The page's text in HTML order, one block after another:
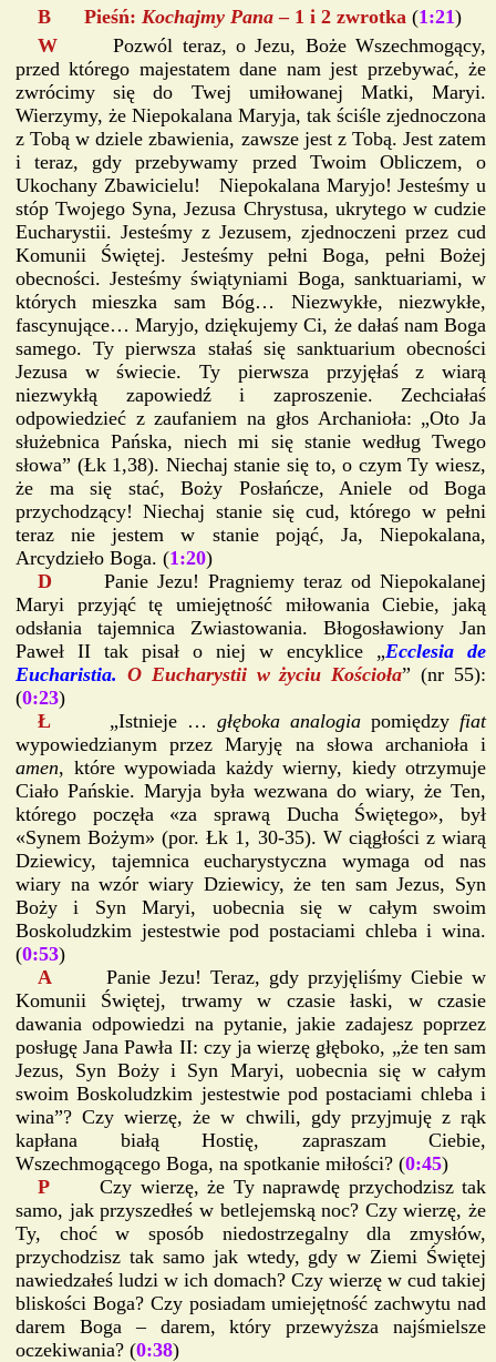
B Pieśń: Kochajmy Pana– 1 i 2 zwrotka (1:21)
WPozwól teraz, o Jezu, Boże Wszechmogący,
przed którego majestatem dane nam jest przebywać, że
zwrócimy się do Twej umiłowanej Matki, Maryi.
Wierzymy, że Niepokalana Maryja, tak ściśle zjednoczona
z Tobą w dziele zbawienia, zawsze jest z Tobą. Jest zatem
i teraz, gdy przebywamy przed Twoim Obliczem, o
Ukochany Zbawicielu! Niepokalana Maryjo! Jesteśmy u
stóp Twojego Syna, Jezusa Chrystusa, ukrytego w cudzie
Eucharystii. Jesteśmy z Jezusem, zjednoczeni przez cud
Komunii Świętej. Jesteśmy pełni Boga, pełni Bożej
obecności. Jesteśmy świątyniami Boga, sanktuariami, w
których mieszka sam Bóg… Niezwykłe, niezwykłe,
fascynujące… Maryjo, dziękujemy Ci, że dałaś nam Boga
samego. Ty pierwsza stałaś się sanktuarium obecności
Jezusa w świecie. Ty pierwsza przyjęłaś z wiarą
niezwykłą zapowiedź i zaproszenie. Zechciałaś
odpowiedzieć z zaufaniem na głos Archanioła: „Oto Ja
służebnica Pańska, niech mi się stanie według Twego
słowa” (Łk 1,38). Niechaj stanie się to, o czym Ty wiesz,
że ma się stać, Boży Posłańcze, Aniele od Boga
przychodzący! Niechaj stanie się cud, którego w pełni
teraz nie jestem w stanie pojąć, Ja, Niepokalana,
Arcydzieło Boga. (1:20)
DPanie Jezu! Pragniemy teraz od Niepokalanej
Maryi przyjąć tę umiejętność miłowania Ciebie, jaką
odsłania tajemnica Zwiastowania. Błogosławiony Jan
Paweł II tak pisał o niej w encyklice „Ecclesia de
Eucharistia. O Eucharystii w życiu Kościoła” (nr 55):
(0:23)
Ł „Istnieje …głęboka analogiapomiędzy fiat
wypowiedzianym przez Maryję na słowa archanioła i
amen, które wypowiada każdy wierny, kiedy otrzymuje
Ciało Pańskie. Maryja była wezwana do wiary, że Ten,
którego poczęła «za sprawą Ducha Świętego», był
«Synem Bożym» (por. Łk 1, 30-35). W ciągłości z wiarą
Dziewicy, tajemnica eucharystyczna wymaga od nas
wiary na wzór wiary Dziewicy, że ten sam Jezus, Syn
Boży i Syn Maryi, uobecnia się w całym swoim
Boskoludzkim jestestwie pod postaciami chleba i wina.
(0:53)
A Panie Jezu! Teraz, gdy przyjęliśmy Ciebie w
Komunii Świętej, trwamy w czasie łaski, w czasie
dawania odpowiedzi na pytanie, jakie zadajesz poprzez
posługę Jana Pawła II: czy ja wierzę głęboko, „że ten sam
Jezus, Syn Boży i Syn Maryi, uobecnia się w całym
swoim Boskoludzkim jestestwie pod postaciami chleba i
wina”? Czy wierzę, że w chwili, gdy przyjmuję z rąk
kapłana białą Hostię, zapraszam Ciebie,
Wszechmogącego Boga, na spotkanie miłości? (0:45)
P Czy wierzę, że Ty naprawdę przychodzisz tak
samo, jak przyszedłeś w betlejemską noc? Czy wierzę, że
Ty, choć w sposób niedostrzegalny dla zmysłów,
przychodzisz tak samo jak wtedy, gdy w Ziemi Świętej
nawiedzałeś ludzi w ich domach? Czy wierzę w cud takiej
bliskości Boga? Czy posiadam umiejętność zachwytu nad
darem Boga – darem, który przewyższa najśmielsze
oczekiwania? (0:38)